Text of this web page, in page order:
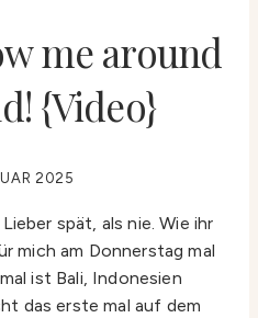
me around
{Video}
2025
spät, als nie. Wie ihr
mich am Donnerstag mal
ist Bali, Indonesien
das erste mal auf dem